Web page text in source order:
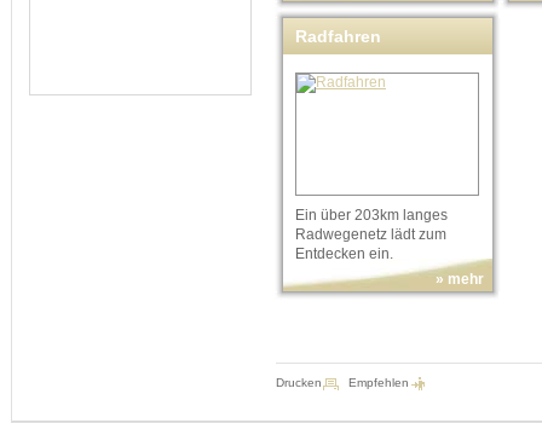
Radfahren
Ein über 203km langes
Radwegenetz lädt zum
Entdecken ein.
» mehr
Drucken Empfehlen